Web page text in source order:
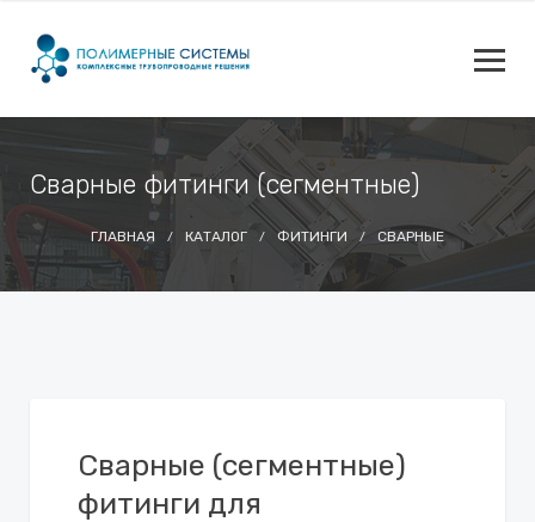
Сварные фитинги (сегментные)
ГЛАВНАЯ КАТАЛОГ ФИТИНГИ СВАРНЫЕ
Сварные (сегментные)
фитинги для